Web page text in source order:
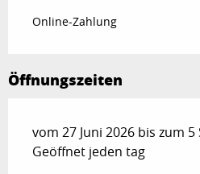
Online-Zahlung
Öffnungszeiten
vom 27 Juni 2026 bis zum
Geöffnet jeden tag